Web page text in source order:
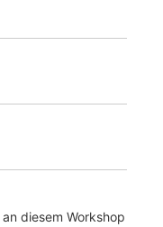
diesem Workshop